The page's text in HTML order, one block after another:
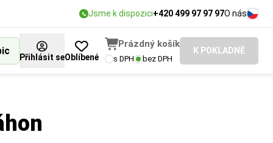
Jsme k dispozici+420 499 97 97 97O nás
Přihlásit seOblíbené
Prázdný košík
s DPH bez DPH
K POKLADNĚ